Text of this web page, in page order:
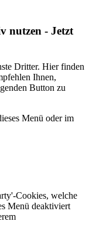
nutzen - Jetzt
Dritter. Hier finden
Ihnen,
Button zu
Menü oder im
Cookies, welche
Menü deaktiviert